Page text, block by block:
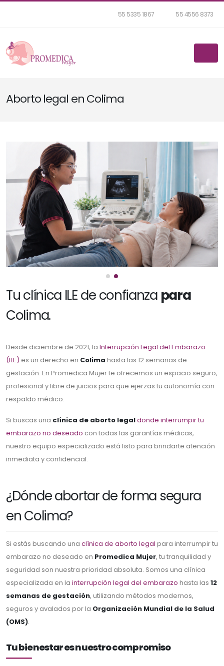
55 5335 1867 55 4556 8373
Aborto legal en Colima
Tu clínica ILE de confianza para
Colima.
Desde diciembre de 2021, la Interrupción Legal del Embarazo
(ILE) es un derecho en Colima hasta las 12 semanas de
gestación. En Promedica Mujer te ofrecemos un espacio seguro,
profesional y libre de juicios para que ejerzas tu autonomía con
respaldo médico.
Si buscas una clínica de aborto legaldonde interrumpir tu
embarazo no deseado con todas las garantías médicas,
nuestro equipo especializado está listo para brindarte atención
inmediata y confidencial.
¿Dónde abortar de forma segura
en Colima?
Si estás buscando una clínica de aborto legal para interrumpir tu
embarazo no deseado en Promedica Mujer, tu tranquilidad y
seguridad son nuestra prioridad absoluta. Somos una clínica
especializada en la interrupción legal del embarazo hasta las 12
semanas de gestación, utilizando métodos modernos,
seguros y avalados por la Organización Mundial de la Salud
(OMS).
Tu bienestar es nuestro compromiso